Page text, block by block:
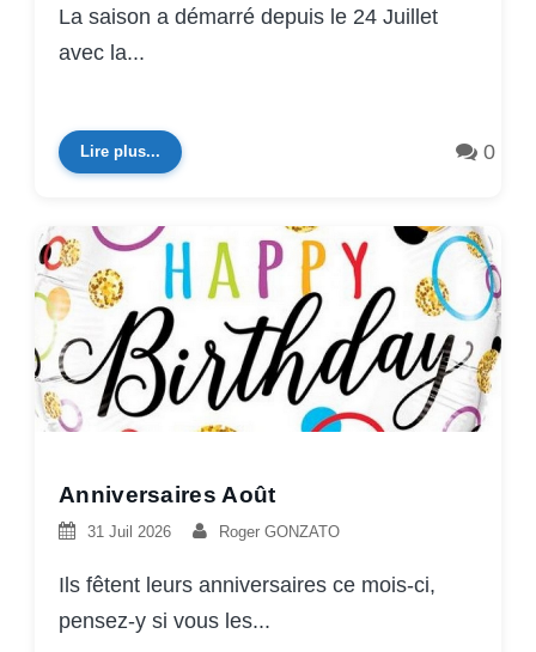
La saison a démarré depuis le 24 Juillet
avec la...
Lire plus... 0
Anniversaires Août
31 Juil 2026 Roger GONZATO
Ils fêtent leurs anniversaires ce mois-ci,
pensez-y si vous les...